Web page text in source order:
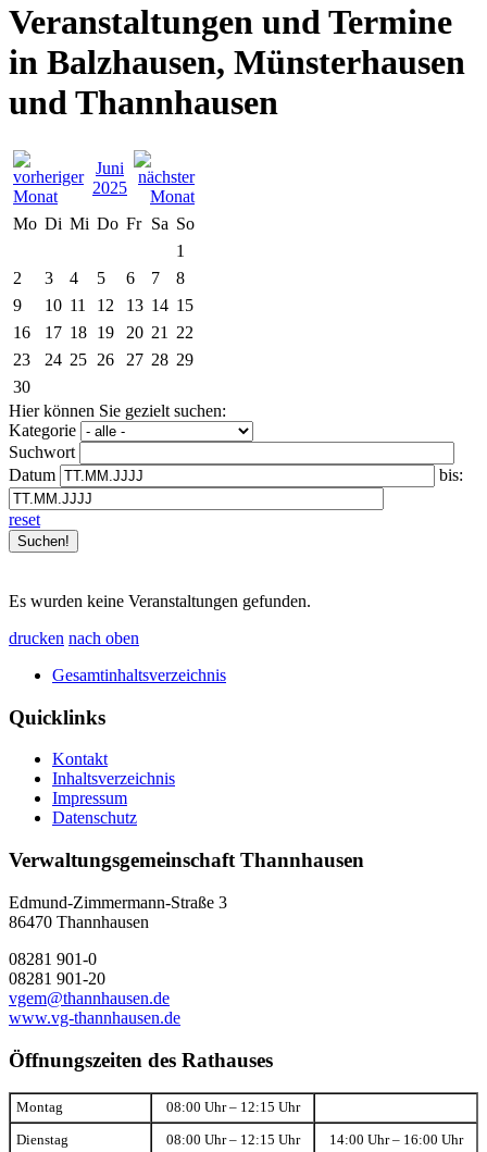
Veranstaltungen und Termine
in Balzhausen, Münsterhausen
und Thannhausen
Juni
2025
Mo Di Mi Do Fr Sa So
1
2
3 4 5 6 7
8
9
10 11 12 13 14 15
16
17 18 19 20 21
22
23
24 25 26 27 28 29
30
Hier können Sie gezielt suchen:
Kategorie
Suchwort
Datum
bis:
reset
Es wurden keine Veranstaltungen gefunden.
drucken nach oben
Gesamtinhaltsverzeichnis
Quicklinks
Kontakt
Inhaltsverzeichnis
Impressum
Datenschutz
Verwaltungsgemeinschaft Thannhausen
Edmund-Zimmermann-Straße 3
86470 Thannhausen
08281 901-0
08281 901-20
vgem@thannhausen.de
www.vg-thannhausen.de
Öffnungszeiten des Rathauses
Montag 08:00 Uhr – 12:15 Uhr
Dienstag 08:00 Uhr – 12:15 Uhr 14:00 Uhr – 16:00 Uhr